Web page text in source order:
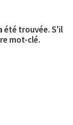
été trouvée. S'il
mot-clé.